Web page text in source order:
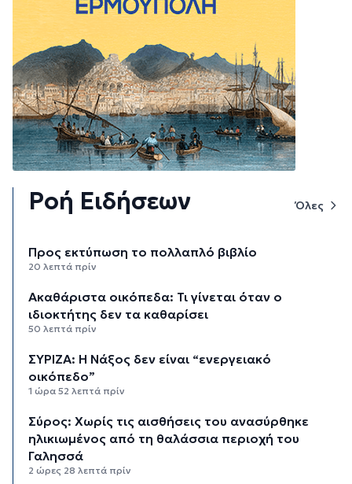
Ροή Ειδήσεων Όλες
Προς εκτύπωση το πολλαπλό βιβλίο
20 λεπτά πρίν
Ακαθάριστα οικόπεδα: Τι γίνεται όταν ο
ιδιοκτήτης δεν τα καθαρίσει
50 λεπτά πρίν
ΣΥΡΙΖΑ: Η Νάξος δεν είναι “ενεργειακό
οικόπεδο”
1 ώρα 52 λεπτά πρίν
Σύρος: Χωρίς τις αισθήσεις του ανασύρθηκε
ηλικιωμένος από τη θαλάσσια περιοχή του
Γαλησσά
2 ώρες 28 λεπτά πρίν